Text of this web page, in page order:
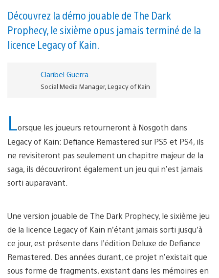
Découvrez la démo jouable de The Dark
Prophecy, le sixième opus jamais terminé de la
licence Legacy of Kain.
Claribel Guerra
Social Media Manager, Legacy of Kain
Lorsque les joueurs retourneront à Nosgoth dans
Legacy of Kain: Defiance Remastered sur PS5 et PS4, ils
ne revisiteront pas seulement un chapitre majeur de la
saga, ils découvriront également un jeu qui n’est jamais
sorti auparavant.
Une version jouable de The Dark Prophecy, le sixième jeu
de la licence Legacy of Kain n’étant jamais sorti jusqu’à
ce jour, est présente dans l’édition Deluxe de Defiance
Remastered. Des années durant, ce projet n’existait que
sous forme de fragments, existant dans les mémoires en